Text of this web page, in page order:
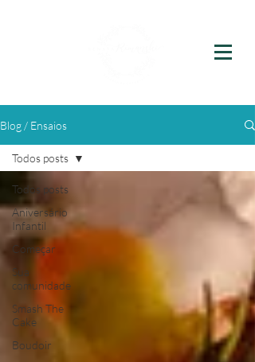
Blog / Ensaios
Todos posts
Aniversário
Infantil
Começar
Sua
comunidade
Smash The
Cake
Boudoir
Todos posts